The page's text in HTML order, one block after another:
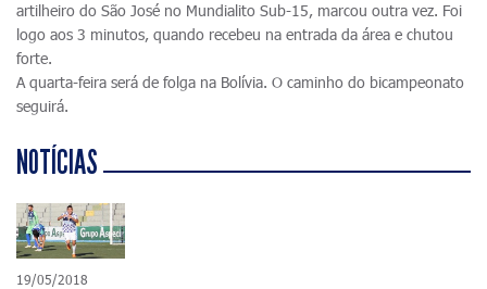
artilheiro do São José no Mundialito Sub-15, marcou outra vez. Foi
logo aos 3 minutos, quando recebeu na entrada da área e chutou
forte.
A quarta-feira será de folga na Bolívia. O caminho do bicampeonato
seguirá.
NOTÍCIAS
19/05/2018